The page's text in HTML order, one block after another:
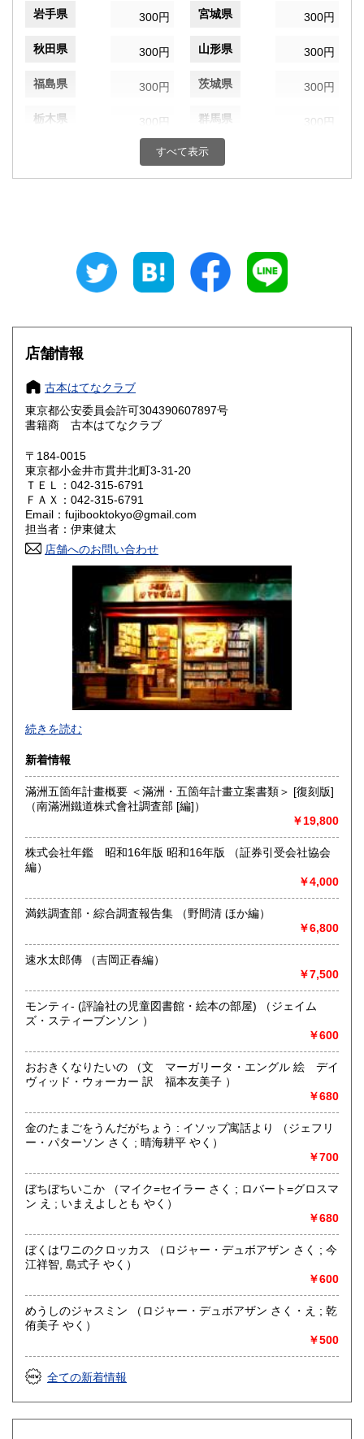
岩手県 300円 宮城県 300円
秋田県 300円 山形県 300円
福島県 300円 茨城県 300円
栃木県 300円 群馬県 300円
300円 千葉県
300円 福井県
300円 長野県
岐阜県 300円 静岡県 300円
愛知県
滋賀県
大阪府
奈良県 300円
鳥取県 300円
岡山県
300円
300円 愛媛県
300円 福岡県
300円 長崎県
大分県
300円
すべて表示
店舗情報
古本はてなクラブ
東京都公安委員会許可304390607897号
書籍商 古本はてなクラブ
〒184-0015
東京都小金井市貫井北町3-31-20
ＴＥＬ：042-315-6791
ＦＡＸ：042-315-6791
Email：fujibooktokyo@gmail.com
担当者：伊東健太
店舗へのお問い合わせ
年末年始営業のご案内
12月31日から1月4日まで休業します。
沿線名：JR中央線
最寄駅：武蔵小金井・国分寺 武蔵小金井駅北口 武31中大循
環-中大付属高校バス停
営業時間：10時から20時
書籍の買取について
店頭買取・出張買取・着払い送付などで専門書から絵本まで
誠実買取いたします。
隣接提携駐車場あります、30分無料。
自然科学、美術工芸、趣味、外国書、古書一般（その他）
続きを読む
新着情報
滿洲五箇年計畫概要 ＜滿洲・五箇年計畫立案書類＞ [復刻版]
（南滿洲鐵道株式會社調査部 [編]）
￥19,800
株式会社年鑑 昭和16年版 昭和16年版 （証券引受会社協会
編）
￥4,000
満鉄調査部・綜合調査報告集 （野間清 ほか編）
￥6,800
速水太郎傳 （吉岡正春編）
￥7,500
モンティ- (評論社の児童図書館・絵本の部屋) （ジェイム
ズ・スティーブンソン ）
￥600
おおきくなりたいの （文 マーガリータ・エングル 絵 デイ
ヴィッド・ウォーカー 訳 福本友美子 ）
￥680
金のたまごをうんだがちょう : イソップ寓話より （ジェフリ
ー・パターソン さく ; 晴海耕平 やく）
￥700
ぼちぼちいこか （マイク=セイラー さく ; ロバート=グロスマ
ン え ; いまえよしとも やく）
￥680
ぼくはワニのクロッカス （ロジャー・デュボアザン さく ; 今
江祥智, 島式子 やく）
￥600
めうしのジャスミン （ロジャー・デュボアザン さく・え ; 乾
侑美子 やく）
￥500
全ての新着情報